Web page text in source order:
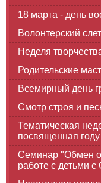
18 марта - день
Волонтерский
Неделя
Родительские
Всемирный день
Смотр строя и
Тематическая
посвященная
Семинар "Обмен
работе с детьми